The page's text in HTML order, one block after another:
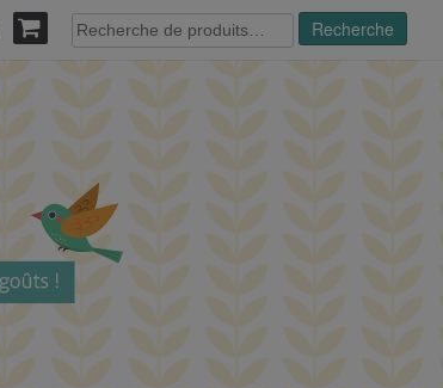
Recherche
pour :
Recherche